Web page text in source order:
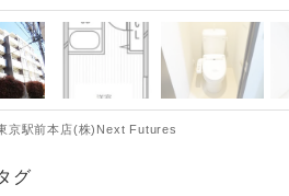
京駅前本店(株)Next Futures
グ